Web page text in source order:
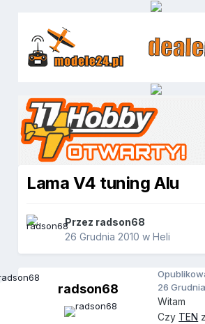
Lama V4 tuning Alu
Przez radson68
26 Grudnia 2010 wHeli
radson68
26
Witam
Czy TEN